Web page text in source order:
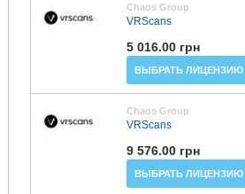
Chaos Group
VRScans
5 016.00 грн
ВЫБРАТЬ ЛИЦЕНЗИЮ
Chaos Group
VRScans
9 576.00 грн
ВЫБРАТЬ ЛИЦЕНЗИЮ